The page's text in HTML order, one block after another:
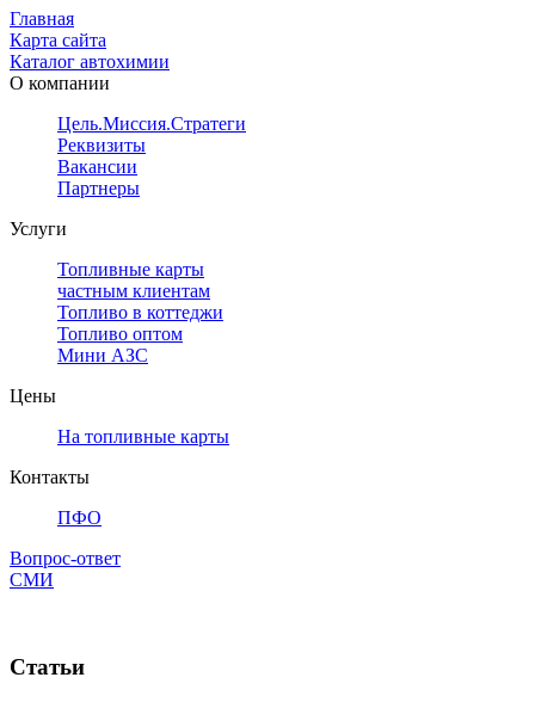
Главная
Карта сайта
Каталог автохимии
О компании
Цель.Миссия.Стратегия.
Реквизиты
Вакансии
Партнеры
Услуги
Топливные карты
частным клиентам
Топливо в коттеджи
Топливо оптом
Мини АЗС
Цены
На топливные карты
Контакты
ПФО
Вопрос-ответ
СМИ
Статьи